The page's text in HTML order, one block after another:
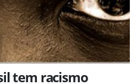
tem racismo